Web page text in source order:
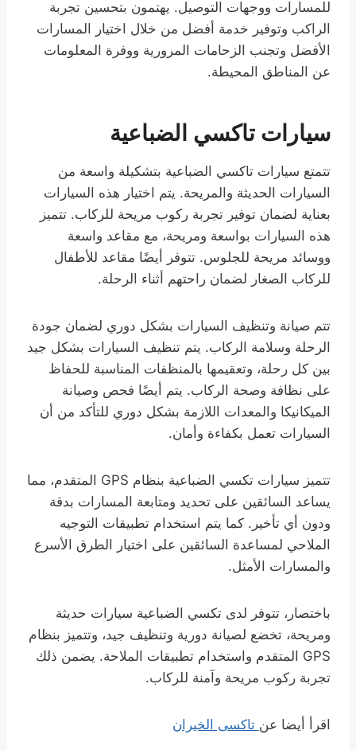
للمسارات ووجهات التوصيل. يهتمون بتحسين تجربة
الراكب وتوفير خدمة أفضل من خلال اختيار المسارات
الأفضل وتجنب الزحامات المرورية ووفرة المعلومات
عن المناطق المحيطة.
سيارات تاكسي الضباعية
تتمتع سيارات تاكسي الضباعية بتشكيلة واسعة من
السيارات الحديثة والمريحة. يتم اختيار هذه السيارات
بعناية لضمان توفير تجربة ركوب مريحة للركاب. تتميز
هذه السيارات بواسعة ومريحة، مع مقاعد واسعة
ووسائد مريحة للجلوس. تتوفر أيضًا مقاعد للأطفال
للركاب الصغار لضمان راحتهم أثناء الرحلة.
تتم صيانة وتنظيف السيارات بشكل دوري لضمان جودة
الرحلة وسلامة الركاب. يتم تنظيف السيارات بشكل جيد
بين كل رحلة، وتعقيمها بالمنظفات المناسبة للحفاظ
على نظافة وصحة الركاب. يتم أيضًا فحص وصيانة
الميكانيكا والمعدات اللازمة بشكل دوري للتأكد من أن
السيارات تعمل بكفاءة وأمان.
تتميز سيارات تكسي الضباعية بنظام GPS المتقدم، مما
يساعد السائقين على تحديد ومتابعة المسارات بدقة
ودون أي تأخير. كما يتم استخدام تطبيقات التوجيه
الملاحي لمساعدة السائقين على اختيار الطرق الأسرع
والمسارات الأمثل.
باختصار، تتوفر لدى تكسي الضباعية سيارات حديثة
ومريحة، تخضع لصيانة دورية وتنظيف جيد، وتتميز بنظام
GPS المتقدم واستخدام تطبيقات الملاحة. يضمن ذلك
تجربة ركوب مريحة وآمنة للركاب.
اقرأ أيضا عن تاكسى الخيران